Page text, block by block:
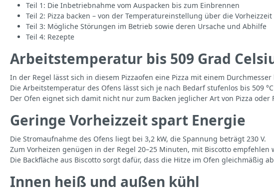
Teil 1: Die Inbetriebnahme vom Auspacken bis zum Einbrennen
Teil 2: Pizza backen – von der Temperatureinstellung über die
Teil 3: Mögliche Störungen im Betrieb sowie deren Ursache und Abhilfe
Teil 4: Rezepte
Arbeitstemperatur bis 509 Grad
In der Regel lässt sich in diesem Pizzaofen eine Pizza mit einem
Die Arbeitstemperatur des Ofens lässt sich je nach Bedarf stufenlos bis 509
Der Ofen eignet sich damit nicht nur zum Backen jeglicher Art von Pizza
Geringe Vorheizzeit spart Energie
Die Stromaufnahme des Ofens liegt bei 3,2 kW, die Spannung beträgt 230 V.
Zum Vorheizen genügen in der Regel 20–25 Minuten, mit Biscotto empfehlen
Die Backfläche aus Biscotto sorgt dafür, dass die Hitze im Ofen gleichmäßig
Innen heiß und außen kühl